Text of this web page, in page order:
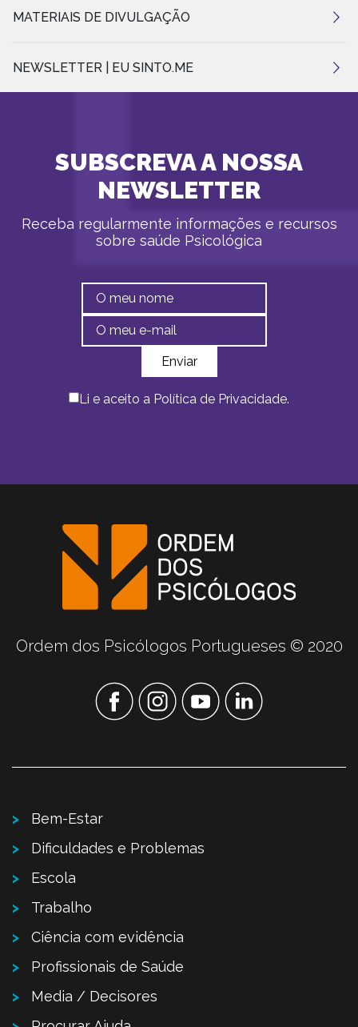
MATERIAIS DE DIVULGAÇÃO
NEWSLETTER | EU SINTO.ME
SUBSCREVA A NOSSA
NEWSLETTER
Receba regularmente informações e recursos
sobre saúde Psicológica
Li e aceito a Política de Privacidade.
Ordem dos Psicólogos Portugueses © 2020
Bem-Estar
Dificuldades e Problemas
Escola
Trabalho
Ciência com evidência
Profissionais de Saúde
Media / Decisores